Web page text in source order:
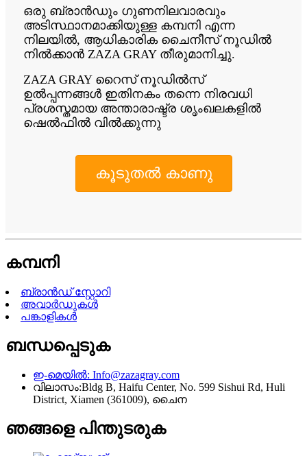
ഒരു ബ്രാൻഡും ഗുണനിലവാരവും
അടിസ്ഥാനമാക്കിയുള്ള കമ്പനി എന്ന
നിലയിൽ, ആധികാരിക ചൈനീസ് നൂഡിൽ
നിൽക്കാൻ ZAZA GRAY തീരുമാനിച്ചു.
ZAZA GRAY റൈസ് നൂഡിൽസ്
ഉൽപ്പന്നങ്ങൾ ഇതിനകം തന്നെ നിരവധി
പ്രശസ്തമായ അന്താരാഷ്ട്ര ശൃംഖലകളിൽ
ഷെൽഫിൽ വിൽക്കുന്നു
കൂടുതൽ കാണു
കമ്പനി
ബ്രാൻഡ് സ്റ്റോറി
അവാർഡുകൾ
പങ്കാളികൾ
ബന്ധപ്പെടുക
ഇ-മെയിൽ: Info@zazagray.com
വിലാസം:Bldg B, Haifu Center, No. 599 Sishui Rd, Huli
District, Xiamen (361009), ചൈന
ഞങ്ങളെ പിന്തുടരുക